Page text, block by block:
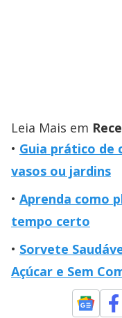
Leia Mais em
Guia prático de
vasos ou jardins
Aprenda como
tempo certo
Sorvete
Açúcar e Sem